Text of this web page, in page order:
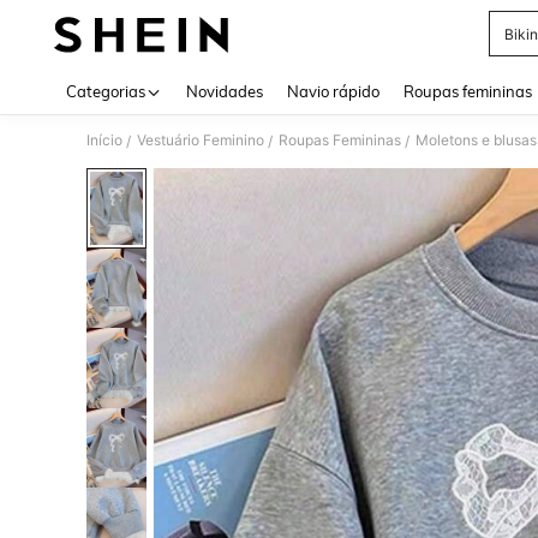
Categorias Novidades Navio rápido Roupas femininas
Início / Vestuário Feminino / Roupas Femininas / Moletons e